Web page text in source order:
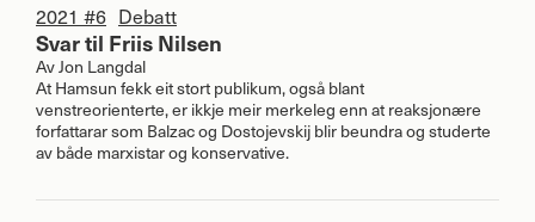
2021 #6 Debatt
Svar til Friis Nilsen
AvJon Langdal
At Hamsun fekk eit stort publikum, også blant
venstreorienterte, er ikkje meir merkeleg enn at reaksjonære
forfattarar som Balzac og Dostojevskij blir beundra og studerte
av både marxistar og konservative.